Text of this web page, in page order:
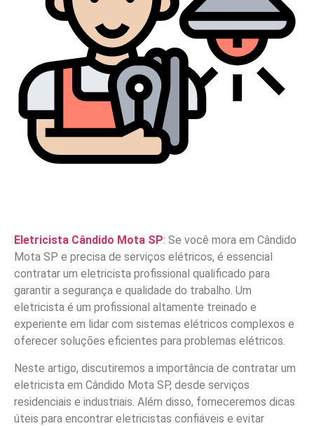
Eletricista Cândido Mota SP: Se você mora em Cândido
Mota SP e precisa de serviços elétricos, é essencial
contratar um eletricista profissional qualificado para
garantir a segurança e qualidade do trabalho. Um
eletricista é um profissional altamente treinado e
experiente em lidar com sistemas elétricos complexos e
oferecer soluções eficientes para problemas elétricos.
Neste artigo, discutiremos a importância de contratar um
eletricista em Cândido Mota SP, desde serviços
residenciais e industriais. Além disso, forneceremos dicas
úteis para encontrar eletricistas confiáveis e evitar